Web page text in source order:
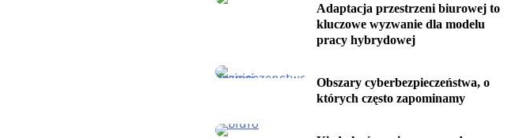
Adaptacja przestrzeni biurowej to
kluczowe wyzwanie dla modelu
pracy hybrydowej
Obszary cyberbezpieczeństwa, o
których często zapominamy